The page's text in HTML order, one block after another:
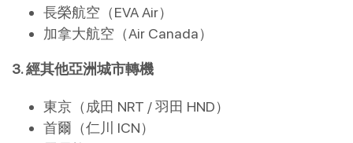
長榮航空（EVA Air）
加拿大航空（Air Canada）
3. 經其他亞洲城市轉機
東京（成田 NRT / 羽田 HND）
首爾（仁川 ICN）